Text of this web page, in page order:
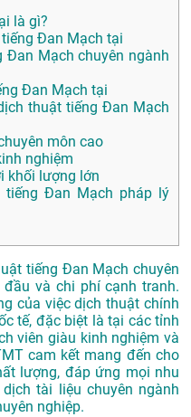
là gì?
Đan Mạch tại
Đan Mạch chuyên ngành
Đan Mạch tại
thuật tiếng Đan Mạch
môn cao
nghiệm
khối lượng lớn
tiếng Đan Mạch pháp lý
tiếng Đan Mạch chuyên
và chi phí cạnh tranh.
của việc dịch thuật chính
tế, đặc biệt là tại các tỉnh
viên giàu kinh nghiệm và
cam kết mang đến cho
lượng, đáp ứng mọi nhu
tài liệu chuyên ngành
nghiệp.